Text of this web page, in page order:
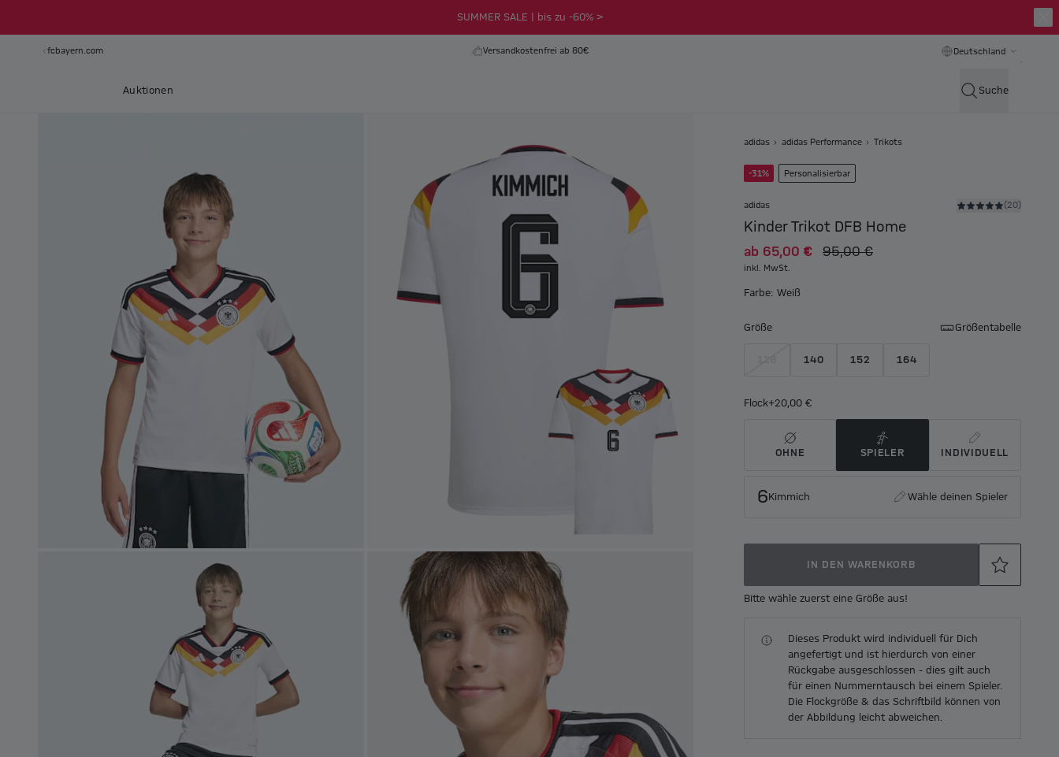
SUMMER SALE | bis zu -60% >
fcbayern.com Versandkostenfrei ab 80€ Deutschland
Auktionen Suche
adidas adidas Performance Trikots
-31% Personalisierbar
adidas (20)
Kinder Trikot DFB Home
ab 65,00 € 95,00 €
inkl. MwSt.
Farbe: Weiß
Größe Größentabelle
140 152 164
Flock+20,00 €
OHNE SPIELER INDIVIDUELL
6 Kimmich Wähle deinen Spieler
IN DEN WARENKORB
Bitte wähle zuerst eine Größe aus!
Dieses Produkt wird individuell für Dich
angefertigt und ist hierdurch von einer
Rückgabe ausgeschlossen - dies gilt auch
für einen Nummerntausch bei einem Spieler.
Die Flockgröße & das Schriftbild können von
der Abbildung leicht abweichen.